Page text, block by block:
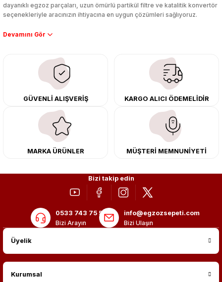
dayanıklı egzoz parçaları, uzun ömürlü partikül filtre ve katalitik konvertör
seçenekleriyle aracınızın ihtiyacına en uygun çözümleri sağlıyoruz.
Performans artışı isteyen sürücüler için özel performans egzozları ve
çıkma orijinal ürünler ile yenileyebilir, body kit uygulamalarıyla aracınızın
tasarımını ve aerodinamisini üst seviyeye taşıyabilirsiniz.
Tüm ürünlerimiz orijinal, dayanıklı ve uzun ömürlüdür. İstanbul’daki montaj
merkezimizde profesyonel montaj yapıyor, Türkiye’nin her yerine güvenli
kargo ile teslimat gerçekleştiriyoruz. Aracınıza değer katmak için doğru
adres: Egzoz Sepeti.
GÜVENLİ ALIŞVERİŞ KARGO ALICI ÖDEMELİDİR
MARKA ÜRÜNLER MÜŞTERİ MEMNUNİYETİ
Bizi takip edin
0533 743 75 56
Bizi Arayın
info@egzozsepeti.com
Bizi Ulaşın
Üyelik
Kurumsal